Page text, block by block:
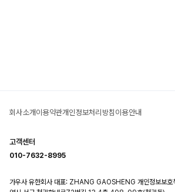
회사소개 이용약관개인정보처리방침 이용안내
가우사 유한회사 대표: ZHANG GAOSHENG 개인정보보호
고객센터
010-7632-8995